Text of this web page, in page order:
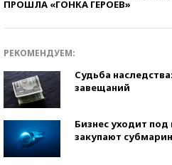
ПРОШЛА «ГОНКА ГЕРОЕВ»
РЕКОМЕНДУЕМ:
Судьба
завещаний
Бизнес уходит
закупают